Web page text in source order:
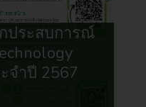
าสาขาด้าน
ประสบการณ์
จำปี 2567